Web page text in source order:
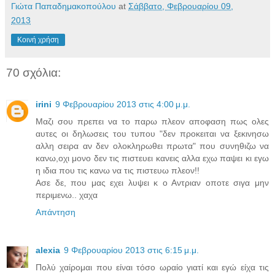
Γιώτα Παπαδημακοπούλου at Σάββατο, Φεβρουαρίου 09,
2013
Κοινή χρήση
70 σχόλια:
irini 9 Φεβρουαρίου 2013 στις 4:00 μ.μ.
Μαζι σου πρεπει να το παρω πλεον αποφαση πως ολες
αυτες οι δηλωσεις του τυπου "δεν προκειται να ξεκινησω
αλλη σειρα αν δεν ολοκληρωθει πρωτα" που συνηθιζω να
κανω,οχι μονο δεν τις πιστευει κανεις αλλα εχω παψει κι εγω
η ιδια που τις κανω να τις πιστευω πλεον!!
Ασε δε, που μας εχει λυψει κ ο Αντριαν οποτε σιγα μην
περιμενω.. χαχα
Απάντηση
alexia 9 Φεβρουαρίου 2013 στις 6:15 μ.μ.
Πολύ χαίρομαι που είναι τόσο ωραίο γιατί και εγώ είχα τις